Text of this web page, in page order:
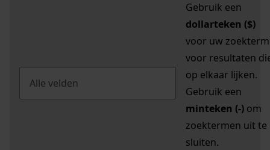
Gebruik een
dollarteken ($)
voor uw zoekterm
voor resultaten
op elkaar lijken.
Gebruik een
minteken (-) om
zoektermen uit te
sluiten.